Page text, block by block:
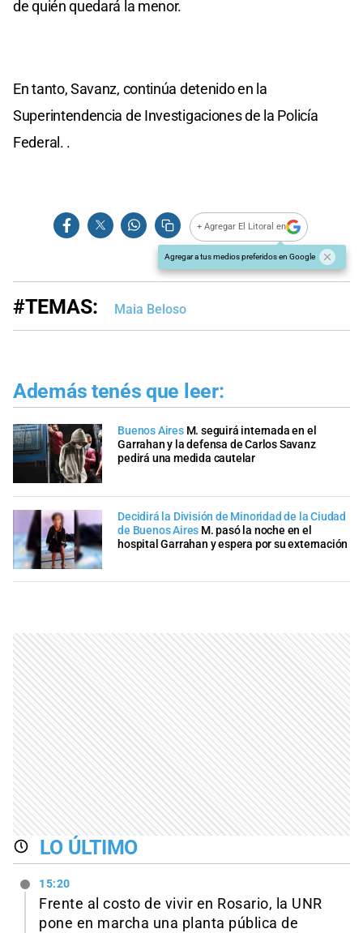
de quién quedará la menor.
En tanto, Savanz, continúa detenido en la
Superintendencia de Investigaciones de la Policía
Federal. .
+ Agregar El Litoral en
Agregar a tus medios preferidos en Google
#TEMAS: Maia Beloso
Además tenés que leer:
Buenos Aires M. seguirá internada en el
Garrahan y la defensa de Carlos Savanz
pedirá una medida cautelar
Decidirá la División de Minoridad de la Ciudad
de Buenos Aires M. pasó la noche en el
hospital Garrahan y espera por su externación
LO ÚLTIMO
15:20
Frente al costo de vivir en Rosario, la UNR
pone en marcha una planta pública de